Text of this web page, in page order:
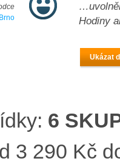
Brno
Hodiny
Ukázat
6
3 290 Kč